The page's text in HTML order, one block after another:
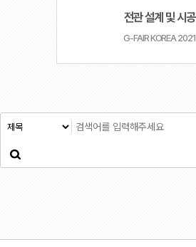
전관 설계 및 시공
G-FAIR KOREA 2021